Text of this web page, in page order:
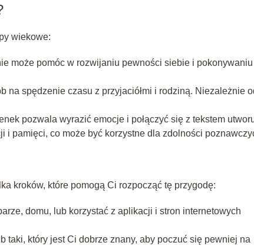
wiekowe:
może pomóc w rozwijaniu pewności siebie i pokonywaniu
na spędzenie czasu z przyjaciółmi i rodziną. Niezależnie
pozwala wyrazić emocje i połączyć się z tekstem
i pamięci, co może być korzystne dla zdolności
kroków, które pomogą Ci rozpocząć tę przygodę:
domu, lub korzystać z aplikacji i stron internetowych
taki, który jest Ci dobrze znany, aby poczuć się pewniej na